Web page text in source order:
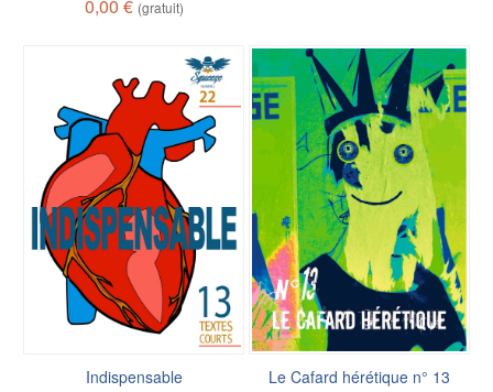
0,00 € (gratuit)
Indispensable Le Cafard hérétique n° 13